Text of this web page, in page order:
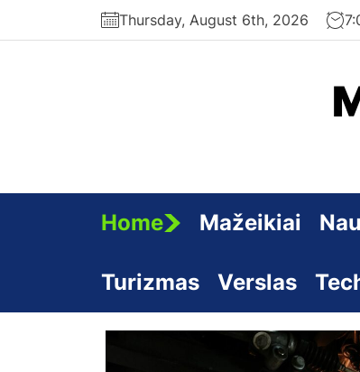
Thursday, August 6th, 2026
Home Mažeikiai
Turizmas Verslas